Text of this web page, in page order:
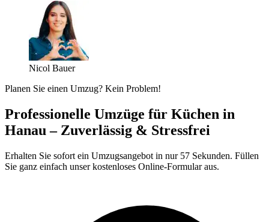
Nicol Bauer
Planen Sie einen Umzug? Kein Problem!
Professionelle Umzüge für Küchen in
Hanau – Zuverlässig & Stressfrei
Erhalten Sie sofort ein Umzugsangebot in nur 57 Sekunden. Füllen
Sie ganz einfach unser kostenloses Online-Formular aus.